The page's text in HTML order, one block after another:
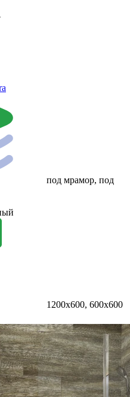
под мрамор, под
1200х600, 600х600